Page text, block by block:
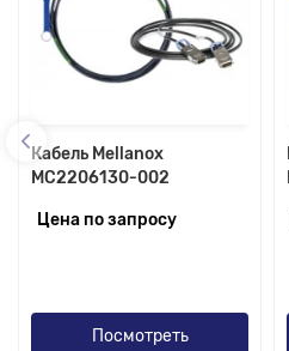
Кабель Mellanox
MC2206130-002
Цена по запросу
Посмотреть